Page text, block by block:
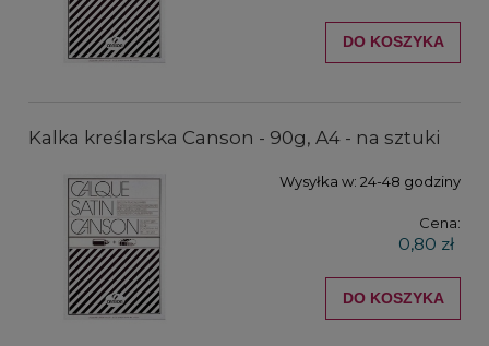
DO KOSZYKA
Kalka kreślarska Canson - 90g, A4 - na sztuki
Wysyłka w: 24-48 godziny
Cena:
0,80 zł
DO KOSZYKA